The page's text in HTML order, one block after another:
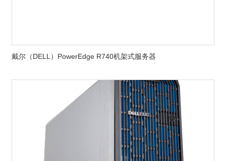
戴尔（DELL）PowerEdge R740机架式服务器